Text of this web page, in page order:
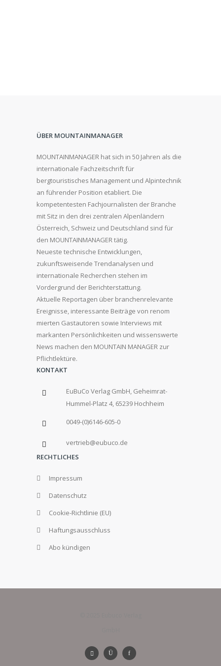
ÜBER MOUNTAINMANAGER
MOUNTAINMANAGER hat sich in 50 Jahren als die
internationale Fachzeitschrift für
bergtouristisches Management und Alpintechnik
an führender Position etabliert. Die
kompetentesten Fachjournalisten der Branche
mit Sitz in den drei zentralen Alpenländern
Österreich, Schweiz und Deutschland sind für
den MOUNTAINMANAGER tätig.
Neueste technische Entwicklungen,
zukunftsweisende Trendanalysen und
internationale Recherchen stehen im
Vordergrund der Berichterstattung.
Aktuelle Reportagen über branchenrelevante
Ereignisse, interessante Beiträge von renom
mierten Gastautoren sowie Interviews mit
markanten Persönlichkeiten und wissenswerte
News machen den MOUNTAIN MANAGER zur
Pflichtlektüre.
KONTAKT
EuBuCo Verlag GmbH, Geheimrat-
Hummel-Platz 4, 65239 Hochheim
0049-(0)6146-605-0
vertrieb@eubuco.de
RECHTLICHES
Impressum
Datenschutz
Cookie-Richtlinie (EU)
Haftungsausschluss
Abo kündigen